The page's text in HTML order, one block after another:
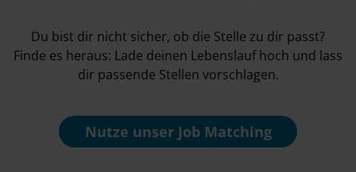
Du bist dir nicht sicher, ob die Stelle zu dir passt?
Finde es heraus: Lade deinen Lebenslauf hoch und lass
dir passende Stellen vorschlagen.
Nutze unserJob Matching